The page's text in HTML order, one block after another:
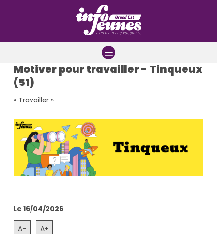
Motiver pour travailler - Tinqueux
(51)
« Travailler »
Le 16/04/2026
A- A+